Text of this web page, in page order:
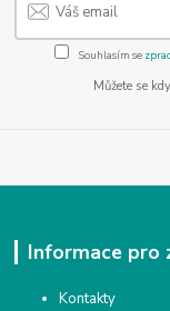
Souhlasím se
Můžete se
Informace pro
Kontakty